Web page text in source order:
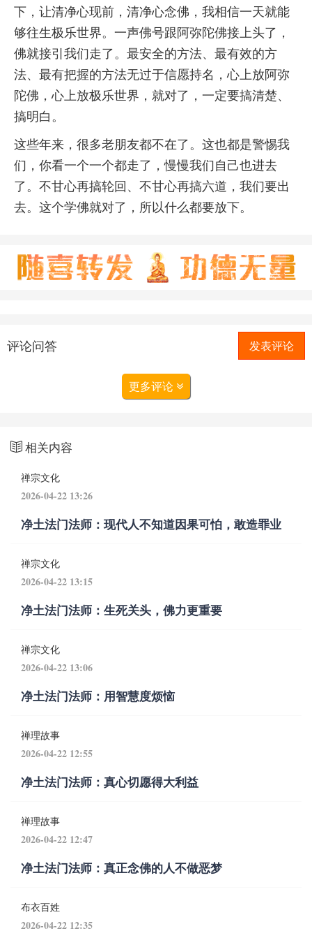
下，让清净心现前，清净心念佛，我相信一天就能
够往生极乐世界。一声佛号跟阿弥陀佛接上头了，
佛就接引我们走了。最安全的方法、最有效的方
法、最有把握的方法无过于信愿持名，心上放阿弥
陀佛，心上放极乐世界，就对了，一定要搞清楚、
搞明白。
这些年来，很多老朋友都不在了。这也都是警惕我
们，你看一个一个都走了，慢慢我们自己也进去
了。不甘心再搞轮回、不甘心再搞六道，我们要出
去。这个学佛就对了，所以什么都要放下。
评论问答 发表评论
更多评论
相关内容
禅宗文化
2026-04-22 13:26
净土法门法师：现代人不知道因果可怕，敢造罪业
禅宗文化
2026-04-22 13:15
净土法门法师：生死关头，佛力更重要
禅宗文化
2026-04-22 13:06
净土法门法师：用智慧度烦恼
禅理故事
2026-04-22 12:55
净土法门法师：真心切愿得大利益
禅理故事
2026-04-22 12:47
净土法门法师：真正念佛的人不做恶梦
布衣百姓
2026-04-22 12:35